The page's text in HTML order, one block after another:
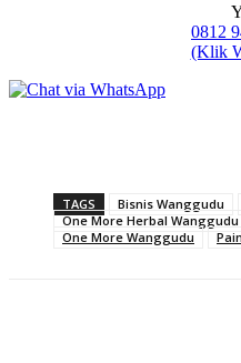
0812
(Klik
TAGS Bisnis Wanggudu
One More Herbal Wanggudu
One More Wanggudu